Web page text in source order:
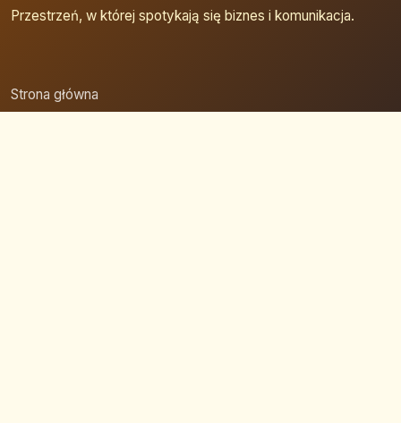
Przestrzeń, w której spotykają się biznes i komunikacja.
Strona główna